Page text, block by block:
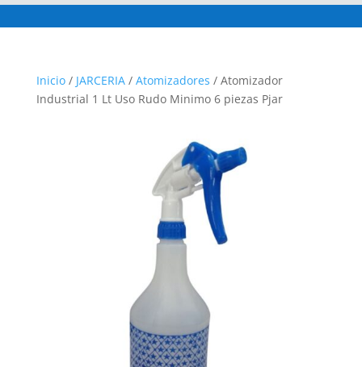
Inicio/ JARCERIA/ Atomizadores / Atomizador
Industrial 1 Lt Uso Rudo Minimo 6 piezas Pjar